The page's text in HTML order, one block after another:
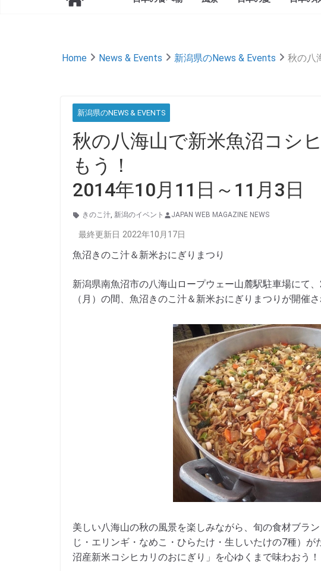
Home News & Events 新潟県のNews & Events 秋の八
新潟県のNEWS & EVENTS
秋の八海山で新米魚沼コシ
もう！
2014年10月11日～11月3日
きのこ汁, 新潟のイベント JAPAN WEB MAGAZINE NEWS
最終更新日 2022年10月17日
魚沼きのこ汁＆新米おにぎりまつり
新潟県南魚沼市の八海山ロープウェー山麓駅駐車場にて
（月）の間、魚沼きのこ汁＆新米おにぎりまつりが開催さ
美しい八海山の秋の風景を楽しみながら、旬の食材ブラ
じ・エリンギ・なめこ・ひらたけ・生しいたけの7種）
沼産新米コシヒカリのおにぎり」を心ゆくまで味わおう！